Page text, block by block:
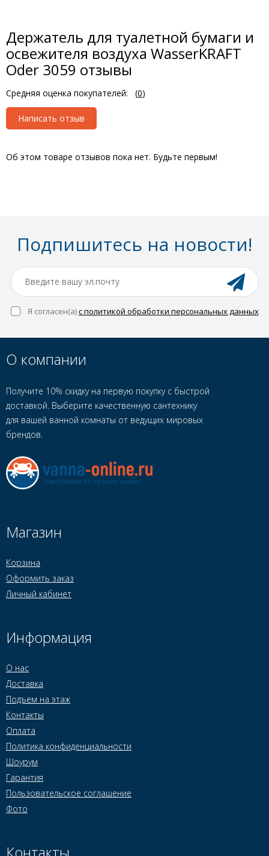
Держатель для туалетной бумаги и
освежителя воздуха WasserKRAFT
Oder 3059 отзывы
Средняя оценка покупателей: (0)
Написать отзыв
Об этом товаре отзывов пока нет. Будьте первым!
Подпишитесь на новости!
Я согласен(a)с политикой обработки персональных данных
О компании
Получите 10% скидку на первую покупку с быстрой
доставкой. Выберите качественную сантехнику
для вашей ванной комнаты от ведущих мировых
брендов.
Магазин
Корзина
Оформить заказ
Личный кабинет
Информация
О нас
Доставка
Подъем на этаж
Контакты
Оплата
Политика конфиденциальности
Шоурум
Гарантия
Пользовательское соглашение
Фото